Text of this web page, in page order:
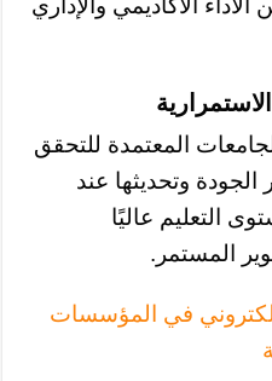
الأكاديمي والإداري
المعتمدة للتحقق
الجودة وتحديثها عند
التعليم عاليًا
المستمر.
في المؤسسات